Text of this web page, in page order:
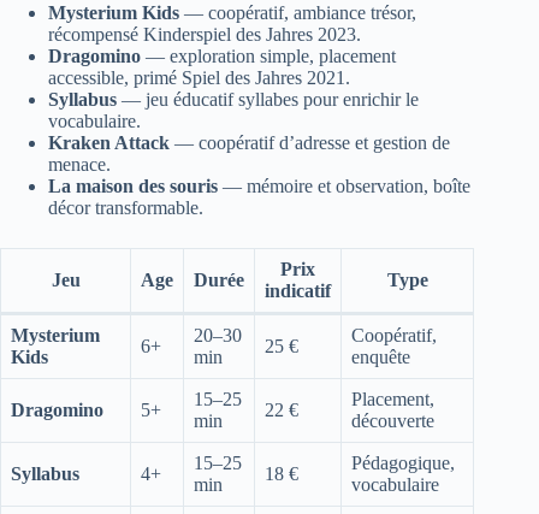
Mysterium Kids — coopératif, ambiance trésor,
récompensé Kinderspiel des Jahres 2023.
Dragomino — exploration simple, placement
accessible, primé Spiel des Jahres 2021.
Syllabus — jeu éducatif syllabes pour enrichir le
vocabulaire.
Kraken Attack — coopératif d’adresse et gestion de
menace.
La maison des souris — mémoire et observation, boîte
décor transformable.
Jeu Age Durée
Prix
indicatif
Type
Mysterium
Kids
6+
20–30
min
25 €
Coopératif,
enquête
Dragomino 5+
15–25
min
22 €
Placement,
découverte
Syllabus 4+
15–25
min
18 €
Pédagogique,
vocabulaire